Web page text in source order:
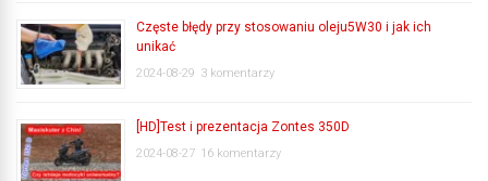
Częste błędy przy stosowaniu oleju5W30 i jak ich
unikać
2024-08-29 3 komentarzy
[HD]Test i prezentacja Zontes 350D
2024-08-27 16 komentarzy